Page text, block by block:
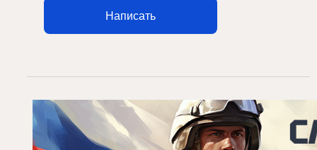
Написать